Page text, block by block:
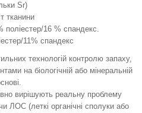
Sr)
тканини
поліестер/16 % спандекс.
11% спандекс
технологій контролю запаху,
на біологічній або мінеральній
вирішують реальну проблему
ЛОС (леткі органічні сполуки або